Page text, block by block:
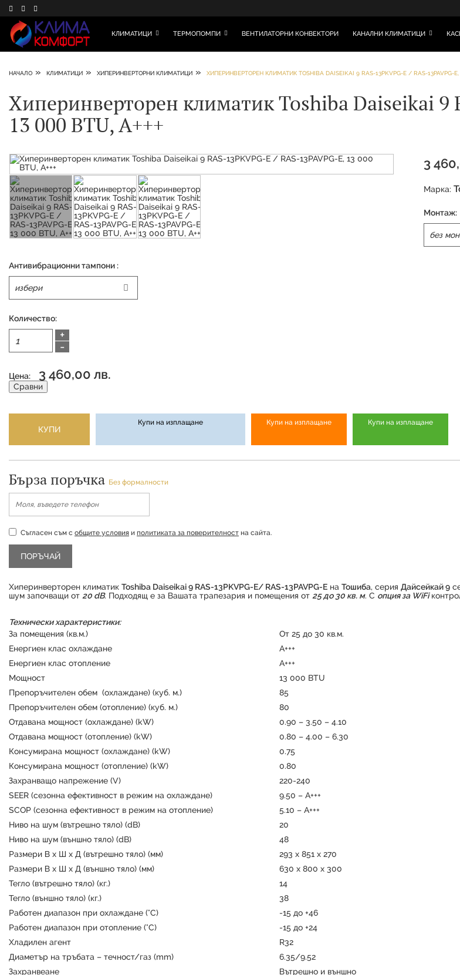
КЛИМАТИЦИ ТЕРМОПОМПИ ВЕНТИЛАТОРНИ КОНВЕКТОРИ КАНАЛНИ КЛИМАТИЦИ
НАЧАЛО » КЛИМАТИЦИ » ХИПЕРИНВЕРТОРНИ КЛИМАТИЦИ » ХИПЕРИНВЕРТОРЕН КЛИМАТИК TOSHIBA DAISEIKAI 9 RAS-13PKVPG-E / RAS-13PAVPG-E,
Хиперинверторен климатик Toshiba Daiseikai 9
13 000 BTU, A+++
3
Марка:
Монтаж:
Антивибрационни тампони :
Количество:
+
-
Цена: 3 460,00 лв.
Сравни
КУПИ
Купи на изплащане Купи на изплащане Купи на изплащане
Бърза поръчка Без формалности
Съгласен съм с общите условия и политиката за поверителност на сайта.
Хиперинверторен климатик Toshiba Daiseikai 9 RAS-13PKVPG-E/ RAS-13PAVPG-E на Тошиба, серия Дайсейкай 9
шум започващи от 20 dB. Подходящ е за Вашата трапезария и помещения от 25 до 30 кв. м. С опция за WiFi
Технически характеристики:
За помещения (кв.м.)
От 25 до 30 кв.м.
Енергиен клас охлаждане
А+++
Енергиен клас отопление
А+++
Мощност
13 000 BTU
Препоръчителен обем (охлаждане) (куб. м.)
85
Препоръчителен обем (отопление) (куб. м.)
80
Отдавана мощност (охлаждане) (kW)
0.90 – 3.50 – 4.10
Отдавана мощност (отопление) (kW)
0.80 – 4.00 – 6.30
Консумирана мощност (охлаждане) (kW)
0.75
Консумирана мощност (отопление) (kW)
0.80
Захранващо напрежение (V)
220-240
SEER (сезонна ефективност в режим на охлаждане)
9.50 – А+++
SCOP (сезонна ефективност в режим на отопление)
5.10 – А+++
Ниво на шум (вътрешно тяло) (dB)
20
Ниво на шум (външно тяло) (dB)
48
Размери В х Ш х Д (вътрешно тяло) (мм)
293 х 851 х 270
Размери В х Ш х Д (външно тяло) (мм)
630 х 800 х 300
Тегло (вътрешно тяло) (кг.)
14
Тегло (външно тяло) (кг.)
38
Работен диапазон при охлаждане (°C)
-15 до +46
Работен диапазон при отопление (°C)
-15 до +24
Хладилен агент
R32
Диаметър на тръбата – течност/газ (mm)
6.35/9.52
Захранвеане
Вътрешно и външно